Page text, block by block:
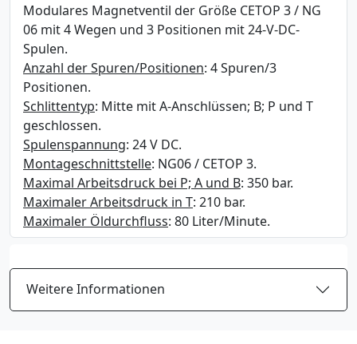
Modulares Magnetventil der Größe CETOP 3 / NG
06 mit 4 Wegen und 3 Positionen mit 24-V-DC-
Spulen.
Anzahl der Spuren/Positionen: 4 Spuren/3
Positionen.
Schlittentyp: Mitte mit A-Anschlüssen; B; P und T
geschlossen.
Spulenspannung: 24 V DC.
Montageschnittstelle: NG06 / CETOP 3.
Maximal Arbeitsdruck bei P; A und B: 350 bar.
Maximaler Arbeitsdruck in T: 210 bar.
Maximaler Öldurchfluss: 80 Liter/Minute.
Weitere Informationen